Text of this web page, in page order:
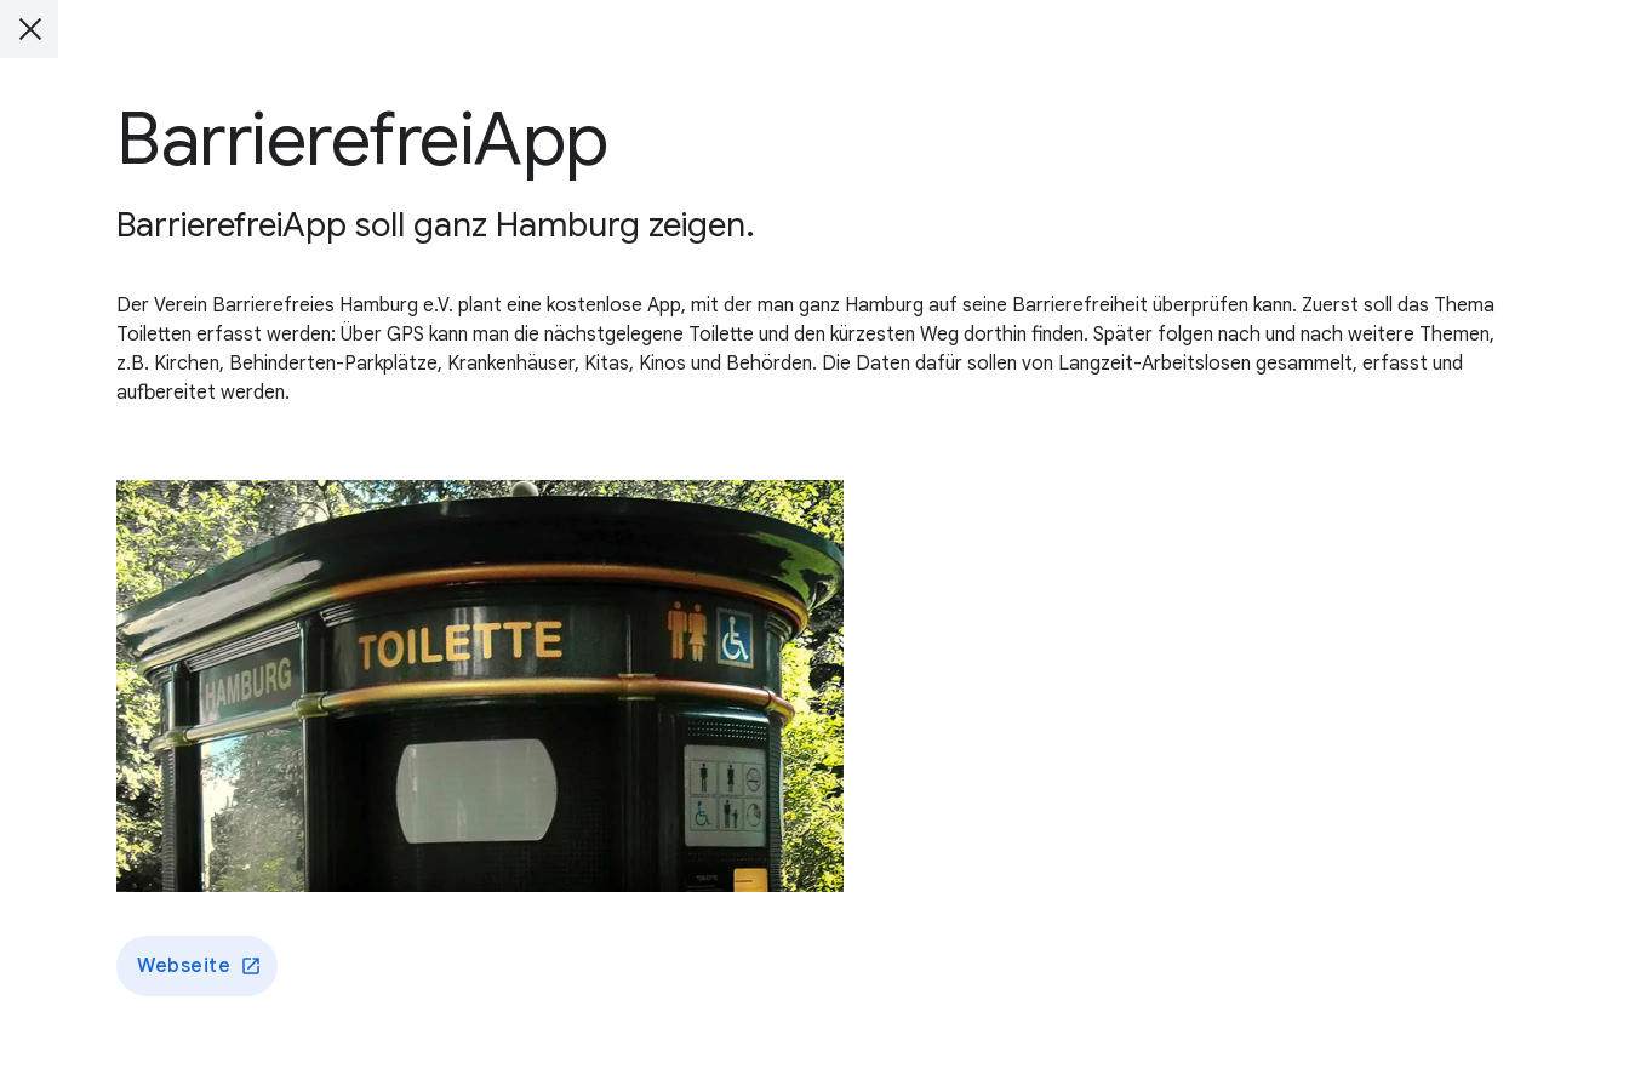
BarrierefreiApp
BarrierefreiApp soll ganz Hamburg zeigen.
Der Verein Barrierefreies Hamburg e.V. plant eine kostenlose App, mit der man ganz Hamburg auf seine Barrierefreiheit überprüfen kann. Zuerst soll das Thema
Toiletten erfasst werden: Über GPS kann man die nächstgelegene Toilette und den kürzesten Weg dorthin finden. Später folgen nach und nach weitere Themen,
z.B. Kirchen, Behinderten-Parkplätze, Krankenhäuser, Kitas, Kinos und Behörden. Die Daten dafür sollen von Langzeit-Arbeitslosen gesammelt, erfasst und
aufbereitet werden.
Webseite